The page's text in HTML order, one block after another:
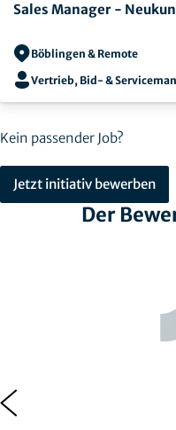
Sales Manager -
Böblingen & Remote
Vertrieb, Bid- &
Kein passender Job?
Jetzt initiativ bewerben
Der